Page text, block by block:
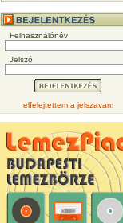
Felhasználónév
Jelszó
elfelejtettem a jelszavam